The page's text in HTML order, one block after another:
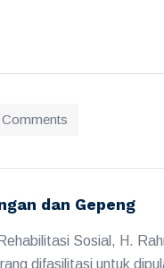
dan Gepeng
Sosial, H.
difasilitasi untuk